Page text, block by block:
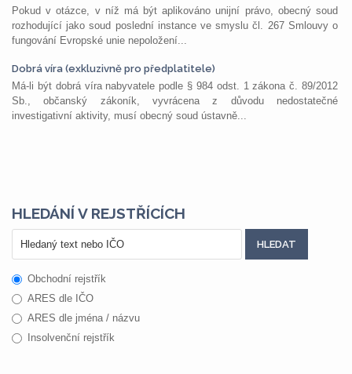
Pokud v otázce, v níž má být aplikováno unijní právo, obecný soud
rozhodující jako soud poslední instance ve smyslu čl. 267 Smlouvy o
fungování Evropské unie nepoložení...
Dobrá víra (exkluzivně pro předplatitele)
Má-li být dobrá víra nabyvatele podle § 984 odst. 1 zákona č. 89/2012
Sb., občanský zákoník, vyvrácena z důvodu nedostatečné
investigativní aktivity, musí obecný soud ústavně...
HLEDÁNÍ V REJSTŘÍCÍCH
Obchodní rejstřík
ARES dle IČO
ARES dle jména / názvu
Insolvenční rejstřík